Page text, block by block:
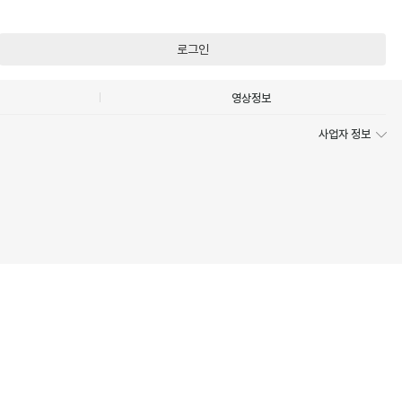
로그인
영상정보
사업자 정보